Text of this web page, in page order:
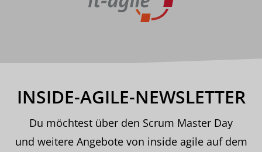
INSIDE-AGILE-NEWSLETTER
Du möchtest über den Scrum Master Day
und weitere Angebote von inside agile auf dem